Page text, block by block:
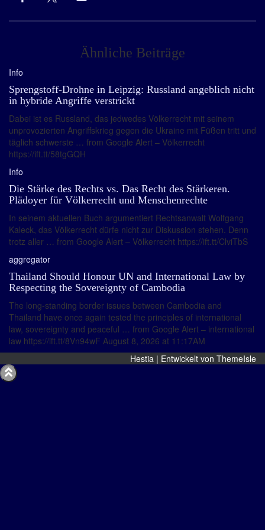
Ähnliche Beiträge
Info
Sprengstoff-Drohne in Leipzig: Russland angeblich nicht
in hybride Angriffe verstrickt
Dabei ist es Russland, das jedwedes Völkerrecht mit seinem
unprovozierten Angriffskrieg gegen die Ukraine mit Füßen tritt und
täglich schwerste … from Google Alert – Völkerrecht
https://ift.tt/58tgGQH
Info
Die Stärke des Rechts vs. Das Recht des Stärkeren.
Plädoyer für Völkerrecht und Menschenrechte
In seinem aktuellen Buch argumentiert Rechtsanwalt Wolfgang
Kaleck, das Völkerrecht dürfe nicht zur Diskussion stehen. Denn
trotz aller … from Google Alert – Völkerrecht https://ift.tt/ClviTbS
aggregator
Thailand Should Honour UN and International Law by
Respecting the Sovereignty of Cambodia
The long-standing border issues between Cambodia and
Thailand have once again tested the principles of international
law, sovereignty and peaceful … from Google Alert – international
law https://ift.tt/8Vn94wF August 8, 2026 at 11:17AM
Hestia | Entwickelt von ThemeIsle